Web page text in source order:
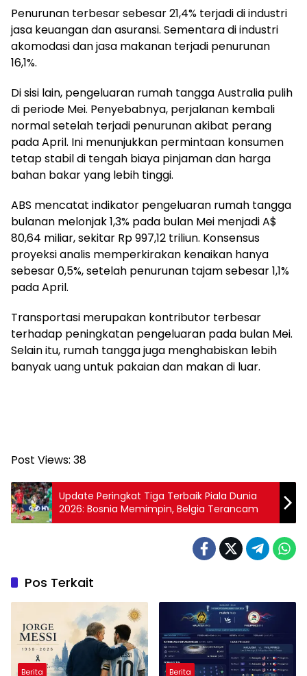
Penurunan terbesar sebesar 21,4% terjadi di industri
jasa keuangan dan asuransi. Sementara di industri
akomodasi dan jasa makanan terjadi penurunan
16,1%.
Di sisi lain, pengeluaran rumah tangga Australia pulih
di periode Mei. Penyebabnya, perjalanan kembali
normal setelah terjadi penurunan akibat perang
pada April. Ini menunjukkan permintaan konsumen
tetap stabil di tengah biaya pinjaman dan harga
bahan bakar yang lebih tinggi.
ABS mencatat indikator pengeluaran rumah tangga
bulanan melonjak 1,3% pada bulan Mei menjadi A$
80,64 miliar, sekitar Rp 997,12 triliun. Konsensus
proyeksi analis memperkirakan kenaikan hanya
sebesar 0,5%, setelah penurunan tajam sebesar 1,1%
pada April.
Transportasi merupakan kontributor terbesar
terhadap peningkatan pengeluaran pada bulan Mei.
Selain itu, rumah tangga juga menghabiskan lebih
banyak uang untuk pakaian dan makan di luar.
Post Views: 38
Update Peringkat Tiga Terbaik Piala Dunia
2026: Bosnia Memimpin, Belgia Terancam
Pos Terkait
Berita Berita